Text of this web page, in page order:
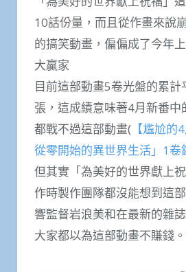
10話份量，而且從作畫來說
的搞笑動畫，偏偏成了今年
大贏家
目前這部動畫5卷光盤的累
張，這成績意味著4月新番中
都戰不過這部動畫( 【尷尬的
從零開始的異世界生活」1卷
但其實「為美好的世界獻上
作時製作團隊都沒能想到這
響監督岩浪美和在最新的雜
大家都以為這部動畫不賺錢。